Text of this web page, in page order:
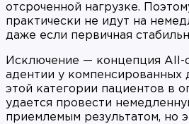
отсроченной нагрузке.
практически не идут на
даже если первичная
Исключение — концепция All-
адентии у компенсированных
этой категории пациентов в
удается провести
приемлемым результатом, но